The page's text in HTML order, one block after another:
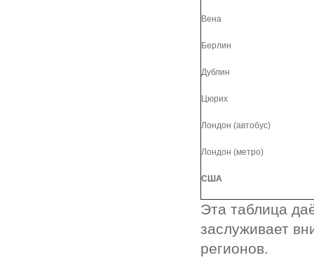
Вена
Берлин
Дублин
Цюрих
Лондон (автобус)
Лондон (метро)
США
Эта таблица
заслуживает
регионов.